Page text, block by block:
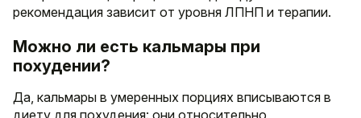
рекомендация зависит от уровня ЛПНП и терапии.
Можно ли есть кальмары при
похудении?
Да, кальмары в умеренных порциях вписываются в
диету для похудения: они относительно